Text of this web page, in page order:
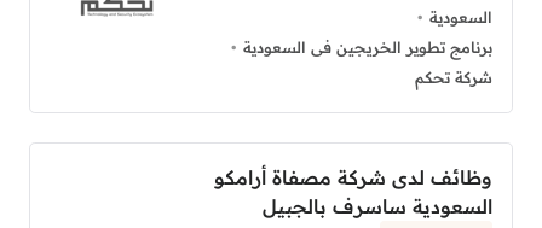
السعودية
برنامج تطوير الخريجين فى السعودية
شركة تحكم
وظائف لدى شركة مصفاة أرامكو
السعودية ساسرف بالجبيل